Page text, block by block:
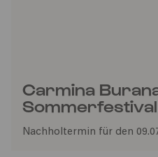
Carmina
Sommerfestival
Nachholtermin für den